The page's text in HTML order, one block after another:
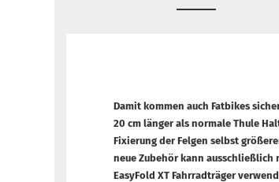
Damit kommen auch Fatbikes
20 cm länger als normale Thule
Fixierung der Felgen selbst
neue Zubehör kann ausschließlich
EasyFold XT Fahrradträger